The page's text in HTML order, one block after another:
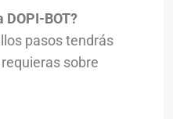
DOPI-BOT?
pasos tendrás
sobre